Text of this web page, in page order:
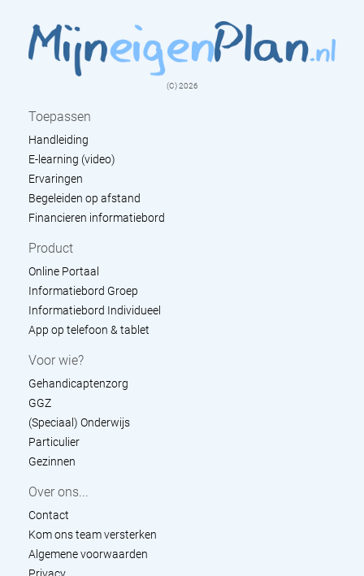
(C) 2026
Toepassen
Handleiding
E-learning (video)
Ervaringen
Begeleiden op afstand
Financieren informatiebord
Product
Online Portaal
Informatiebord Groep
Informatiebord Individueel
App op telefoon & tablet
Voor wie?
Gehandicaptenzorg
GGZ
(Speciaal) Onderwijs
Particulier
Gezinnen
Over ons...
Contact
Kom ons team versterken
Algemene voorwaarden
Privacy